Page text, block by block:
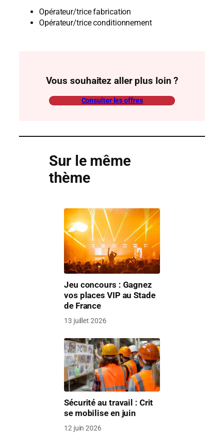
Opérateur/trice fabrication
Opérateur/trice conditionnement
Vous souhaitez aller plus loin ?
Consulter les offres
Sur le même
thème
Jeu concours : Gagnez
vos places VIP au Stade
de France
13 juillet 2026
Sécurité au travail : Crit
se mobilise en juin
12 juin 2026